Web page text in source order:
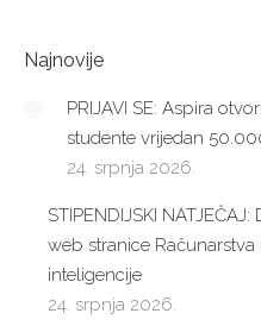
Najnovije
PRIJAVI SE: Aspira
studente vrijedan
24. srpnja 2026.
STIPENDIJSKI
web stranice
inteligencije
24. srpnja 2026.